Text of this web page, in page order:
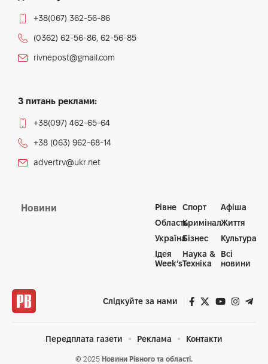
+38(067) 362-56-86
(0362) 62-56-86, 62-56-85
rivnepost@gmail.com
З питань реклами:
+38(097) 462-65-64
+38 (063) 962-68-14
advertrv@ukr.net
Новини
Рівне
Область
Україна
Ідея
Week’s
Спорт
Кримінал
Бізнес
Наука &
Техніка
Афіша
Життя
Культура
Всі
новини
Слідкуйте за нами
© 2025 Новини Рівного та області.
Передплата газети Реклама Контакти